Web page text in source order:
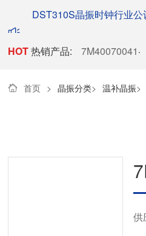
DST310S晶振时钟行业公
晶振稳居电子厂商热销榜首
HOT热销产品: 7M40070041 ·
首页 > 晶振分类> 温补晶振>
供